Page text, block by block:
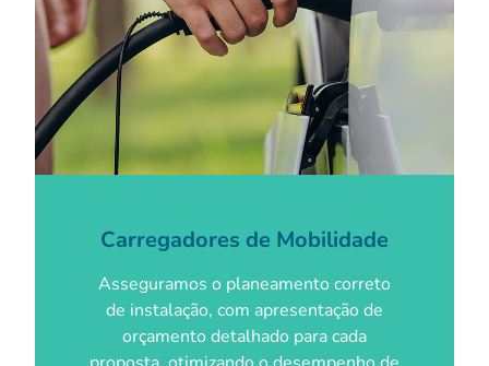
Carregadores de Mobilidade
Asseguramos o planeamento correto
de instalação, com apresentação de
orçamento detalhado para cada